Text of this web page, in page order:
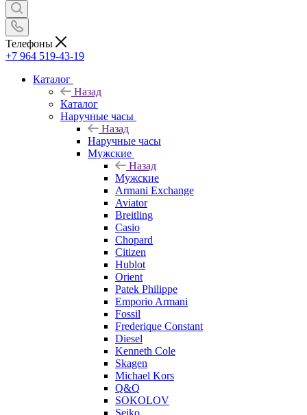
Телефоны
+7 964 519-43-19
Каталог
Назад
Каталог
Наручные часы
Назад
Наручные часы
Мужские
Назад
Мужские
Armani Exchange
Aviator
Breitling
Casio
Chopard
Citizen
Hublot
Orient
Patek Philippe
Emporio Armani
Fossil
Frederique Constant
Diesel
Kenneth Cole
Skagen
Michael Kors
Q&Q
SOKOLOV
Seiko